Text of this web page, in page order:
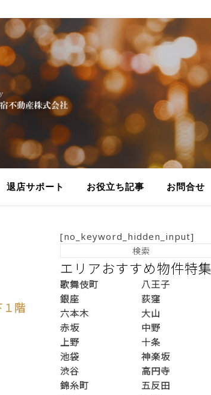
退店サポート お役立ち記事 お問合せ
階
[no_keyword_hidden_input]
エリアおすすめ物件特集
歌舞伎町
銀座
六本木
赤坂
上野
池袋
渋谷
錦糸町
八王子
荻窪
大山
中野
十条
神楽坂
高円寺
五反田